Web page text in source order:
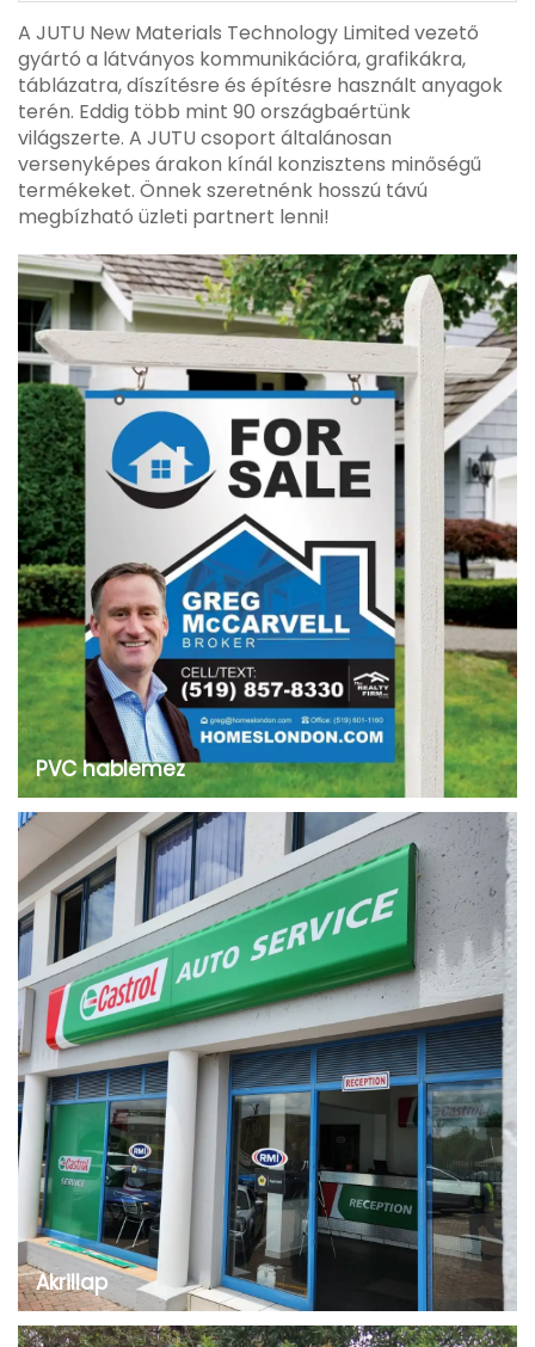
A JUTU New Materials Technology Limited vezető
gyártó a látványos kommunikációra, grafikákra,
táblázatra, díszítésre és építésre használt anyagok
terén. Eddig több mint 90 országbaértünk
világszerte. A JUTU csoport általánosan
versenyképes árakon kínál konzisztens minőségű
termékeket. Önnek szeretnénk hosszú távú
megbízható üzleti partnert lenni!
PVC hablemez
A PVC habos lemez rendelkezik antikorróziós,
nedvességtűrő, mohásodásálló, nem szívó, fúrható,
gombásodó, tervezhető, könnyen hőformálható és
hajlítható tulajdonságokkal. Ezért a PVC celuka
lemez széles körben használatos bútorokban,
szekrényekben, ...
Akrillap
A tiszta akryllemezek széles körben elterjedtek
lettek különböző iparágakban a sokoldalúságuk és